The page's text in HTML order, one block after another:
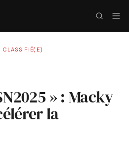
CLASSIFIÉ(E)
» : Macky
la